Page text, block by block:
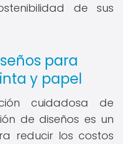
de sus
para
y papel
cuidadosa de
de diseños es un
reducir los costos